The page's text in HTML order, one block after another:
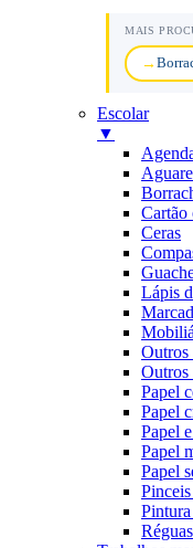
MAIS
Escolar
▼
Cartão
Ceras
Lápis
Outros
Outros
Papel
Papel
Papel
Papel
Papel
Réguas